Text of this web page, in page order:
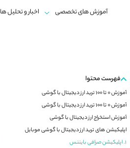
آموزش های تخصصی اخبار و تحلیل ها
فهرست محتوا
آموزش 0 تا 100 ترید ارز دیجیتال با گوشی
آموزش 0 تا 100 ترید ارز دیجیتال با گوشی
آموزش استخراج ارز دیجیتال با گوشی
اپلیکیشن‌ های ترید ارز دیجیتال با گوشی موبایل
1. اپلیکیشن صرافی بایننس